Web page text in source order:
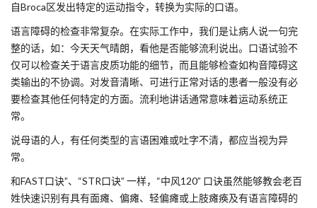
自Broca区发出特定的运动指令，转换为实际的口语。
语言障碍的检查非常复杂。在实际工作中，我们是让病人说一句完
整的话，如：今天天气晴朗，看他是否能够流利说出。口语试验不
仅可以检查关于语言皮质功能的细节，而且能够检查如构音障碍这
类输出的不协调。对发音清晰、可进行正常对话的患者一般没有必
要检查其他任何特定的方面。流利地讲话通常意味着运动系统正
常。
说母语的人，有任何类型的言语困难或吐字不清，都应当视为异
常。
和FAST口诀”、“STR口诀” 一样，“中风120” 口诀虽然能够教会老百
姓快速识别有具有面瘫、偏瘫、轻偏瘫或上肢瘫痪及有语言障碍的